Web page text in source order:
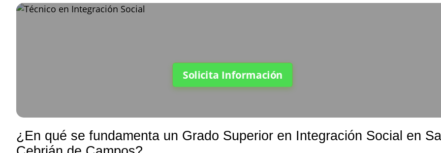
Solicita Información
¿En qué se fundamenta un Grado Superior en Integración Social en